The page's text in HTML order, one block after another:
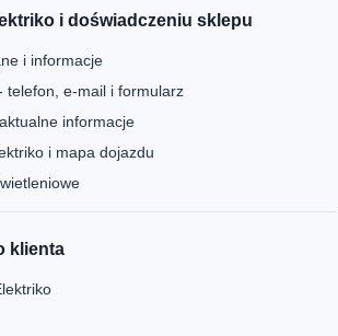
i doświadczeniu sklepu
i informacje
telefon, e-mail i formularz
informacje
i mapa dojazdu
klienta